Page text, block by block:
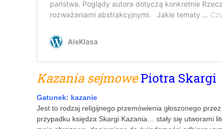
Kazania sejmowePiotra Skargi
Gatunek: kazanie
Jest to rodzaj religijnego przemówienia głoszonego
przypadku księdza Skargi Kazania… stały się utworami